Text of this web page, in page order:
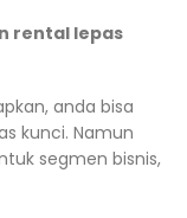
rental lepas
anda bisa
kunci. Namun
segmen bisnis,